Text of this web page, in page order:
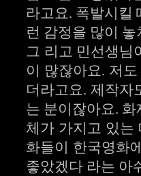
라고요. 폭발시킬
런 감정을 많이
그 리고 민선생님
이 많잖아요. 저
더라고요. 제작자
는 분이잖아요.
체가 가지고 있는
화들이 한국영화
좋았겠다 라는 아